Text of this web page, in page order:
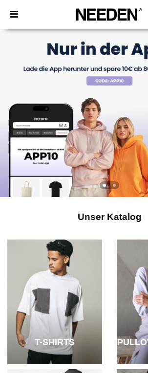
× Needen App
Bessere Preise in der App!
Unser Katalog
T-SHIRTS